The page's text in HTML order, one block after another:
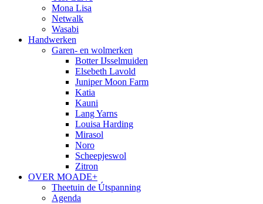
Mona Lisa
Netwalk
Wasabi
Handwerken
Garen- en wolmerken
Botter IJsselmuiden
Elsebeth Lavold
Juniper Moon Farm
Katia
Kauni
Lang Yarns
Louisa Harding
Mirasol
Noro
Scheepjeswol
Zitron
OVER MOADE+
Theetuin de Útspanning
Agenda